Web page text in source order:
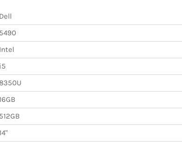
Dell
5490
Intel
i5
8350U
512GB